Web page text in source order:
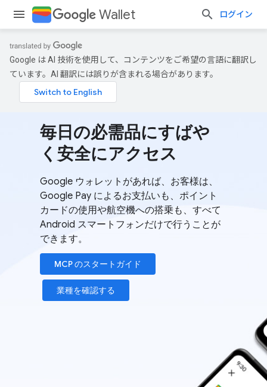
Wallet ログイン
Google は AI 技術を使用して、コンテンツをご希望の言語に翻訳し
ています。AI 翻訳には誤りが含まれる場合があります。
毎日の必需品にすばや
く安全にアクセス
Google ウォレットがあれば、お客様は、
Google Pay によるお支払いも、ポイント
カードの使用や航空機への搭乗も、すべて
Android スマートフォンだけで行うことが
できます。
MCP のスタートガイド
業種を確認する